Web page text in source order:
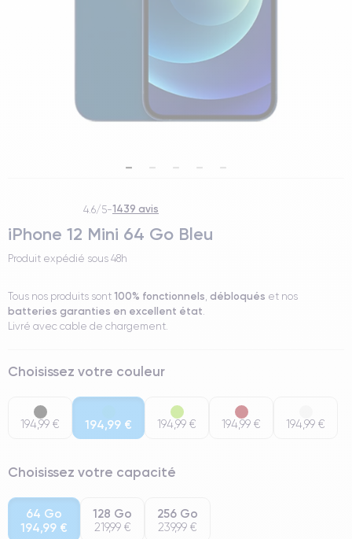
4.6/5-1439 avis
iPhone 12 Mini 64 Go Bleu
Produit expédié sous 48h
Tous nos produits sont 100% fonctionnels, débloqués et nos
batteries garanties en excellent état.
Livré avec cable de chargement.
Choisissez votre couleur
194,99 € 194,99 € 194,99 € 194,99 € 194,99 €
Choisissez votre capacité
64 Go
194,99 €
128 Go
219,99 €
256 Go
239,99 €